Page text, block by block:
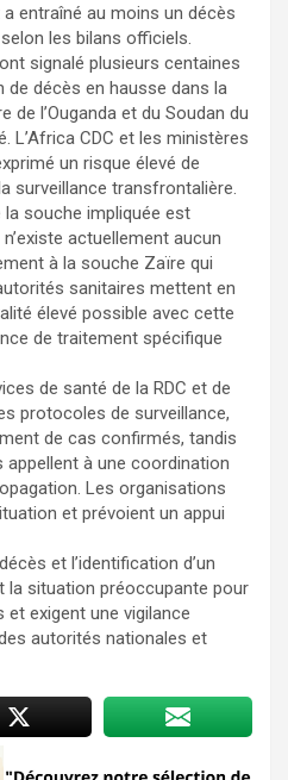
entraîné au moins un décès
les bilans officiels.
signalé plusieurs centaines
décès en hausse dans la
de l’Ouganda et du Soudan du
L’Africa CDC et les ministères
un risque élevé de
surveillance transfrontalière.
souche impliquée est
actuellement aucun
à la souche Zaïre qui
sanitaires mettent en
élevé possible avec cette
de traitement spécifique
de santé de la RDC et de
protocoles de surveillance,
de cas confirmés, tandis
à une coordination
Les organisations
et prévoient un appui
et l’identification d’un
la situation préoccupante pour
exigent une vigilance
autorités nationales et